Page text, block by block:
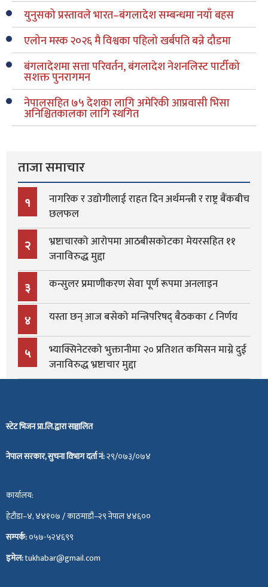
युनुसको प्रस्तावले भारत–बंगलादेश सम्बन्धमा नयाँ बहस
एलोन मस्क २०२६ मै विश्वका पहिलो खर्बपति बन्ने दौडमा
बंगलादेशमा सत्ता परिवर्तन, बंगलादेश नेशनलिस्ट पार्टीको
सशक्त पुनरागमन
नेपालसहित ७५ देशका लागि अमेरिकी आप्रवासी भिसा
अनिश्चितकालका लागि स्थगित
ताजा समाचार
१
नागरिक र उद्योगीलाई राहत दिन अर्थमन्त्री र राष्ट्र बैंकबीच
छलफल
२
भ्रष्टाचारको आरोपमा आठबीसकोटका मेयरसहित ११
जनाविरुद्ध मुद्दा
३ कन्सुलर प्रमाणीकरण सेवा पूर्ण रूपमा अनलाइन
४ यस्ता छन् आज बसेको मन्त्रिपरिषद् बैठकका ८ निर्णय
५
भ्याक्सिनेटरको भुक्तानीमा २० प्रतिशत कमिसन माग्ने दुई
जनाविरुद्ध भ्रष्टाचार मुद्दा
स्टेट भिजन प्रा.लि.द्वारा सञ्चालित
नेपाल सरकार, सुचना विभाग दर्ता नं:२९/०७३/०७४
कार्यालय:
हेटौंडा–४, ४४१०७ / काठमाडौं–२९ नेपाल ४४६००
सम्पर्क:०५७-५२४६९९
इमेल:tukhabar@gmail.com